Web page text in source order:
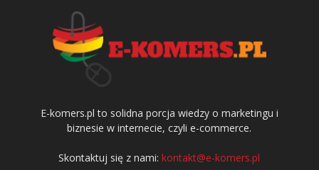
E-komers.pl to solidna porcja wiedzy o marketingu i
biznesie w internecie, czyli e-commerce.
Skontaktuj się z nami:kontakt@e-komers.pl